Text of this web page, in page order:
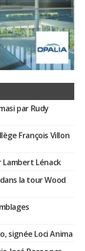
par Rudy
François Villon
Lambert Lénack
la tour Wood
signée Loci Anima